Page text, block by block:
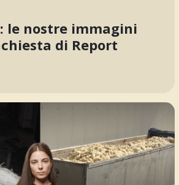
le nostre immagini
di Report